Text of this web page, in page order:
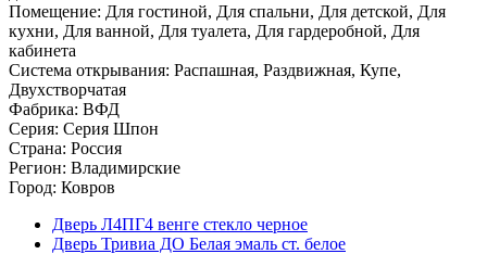
Помещение: Для гостиной, Для спальни, Для детской, Для
кухни, Для ванной, Для туалета, Для гардеробной, Для
кабинета
Система открывания: Распашная, Раздвижная, Купе,
Двухстворчатая
Фабрика: ВФД
Серия: Серия Шпон
Страна: Россия
Регион: Владимирские
Город: Ковров
Дверь Л4ПГ4 венге стекло черное
Дверь Тривиа ДO Белая эмаль ст. белое